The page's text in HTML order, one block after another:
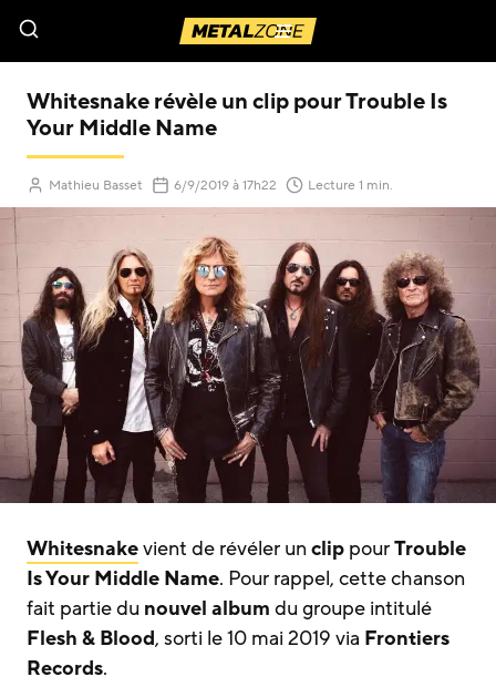
Menu
Whitesnake révèle un clip pour Trouble Is
Your Middle Name
Mathieu Basset 6/9/2019(Mis à jour le
à 17h22 Lecture 1 min.
Whitesnakevient de révéler un clip pourTrouble
Is Your Middle Name. Pour rappel, cette chanson
fait partie du nouvel album du groupe intitulé
Flesh & Blood, sorti le 10 mai 2019 via Frontiers
Records.